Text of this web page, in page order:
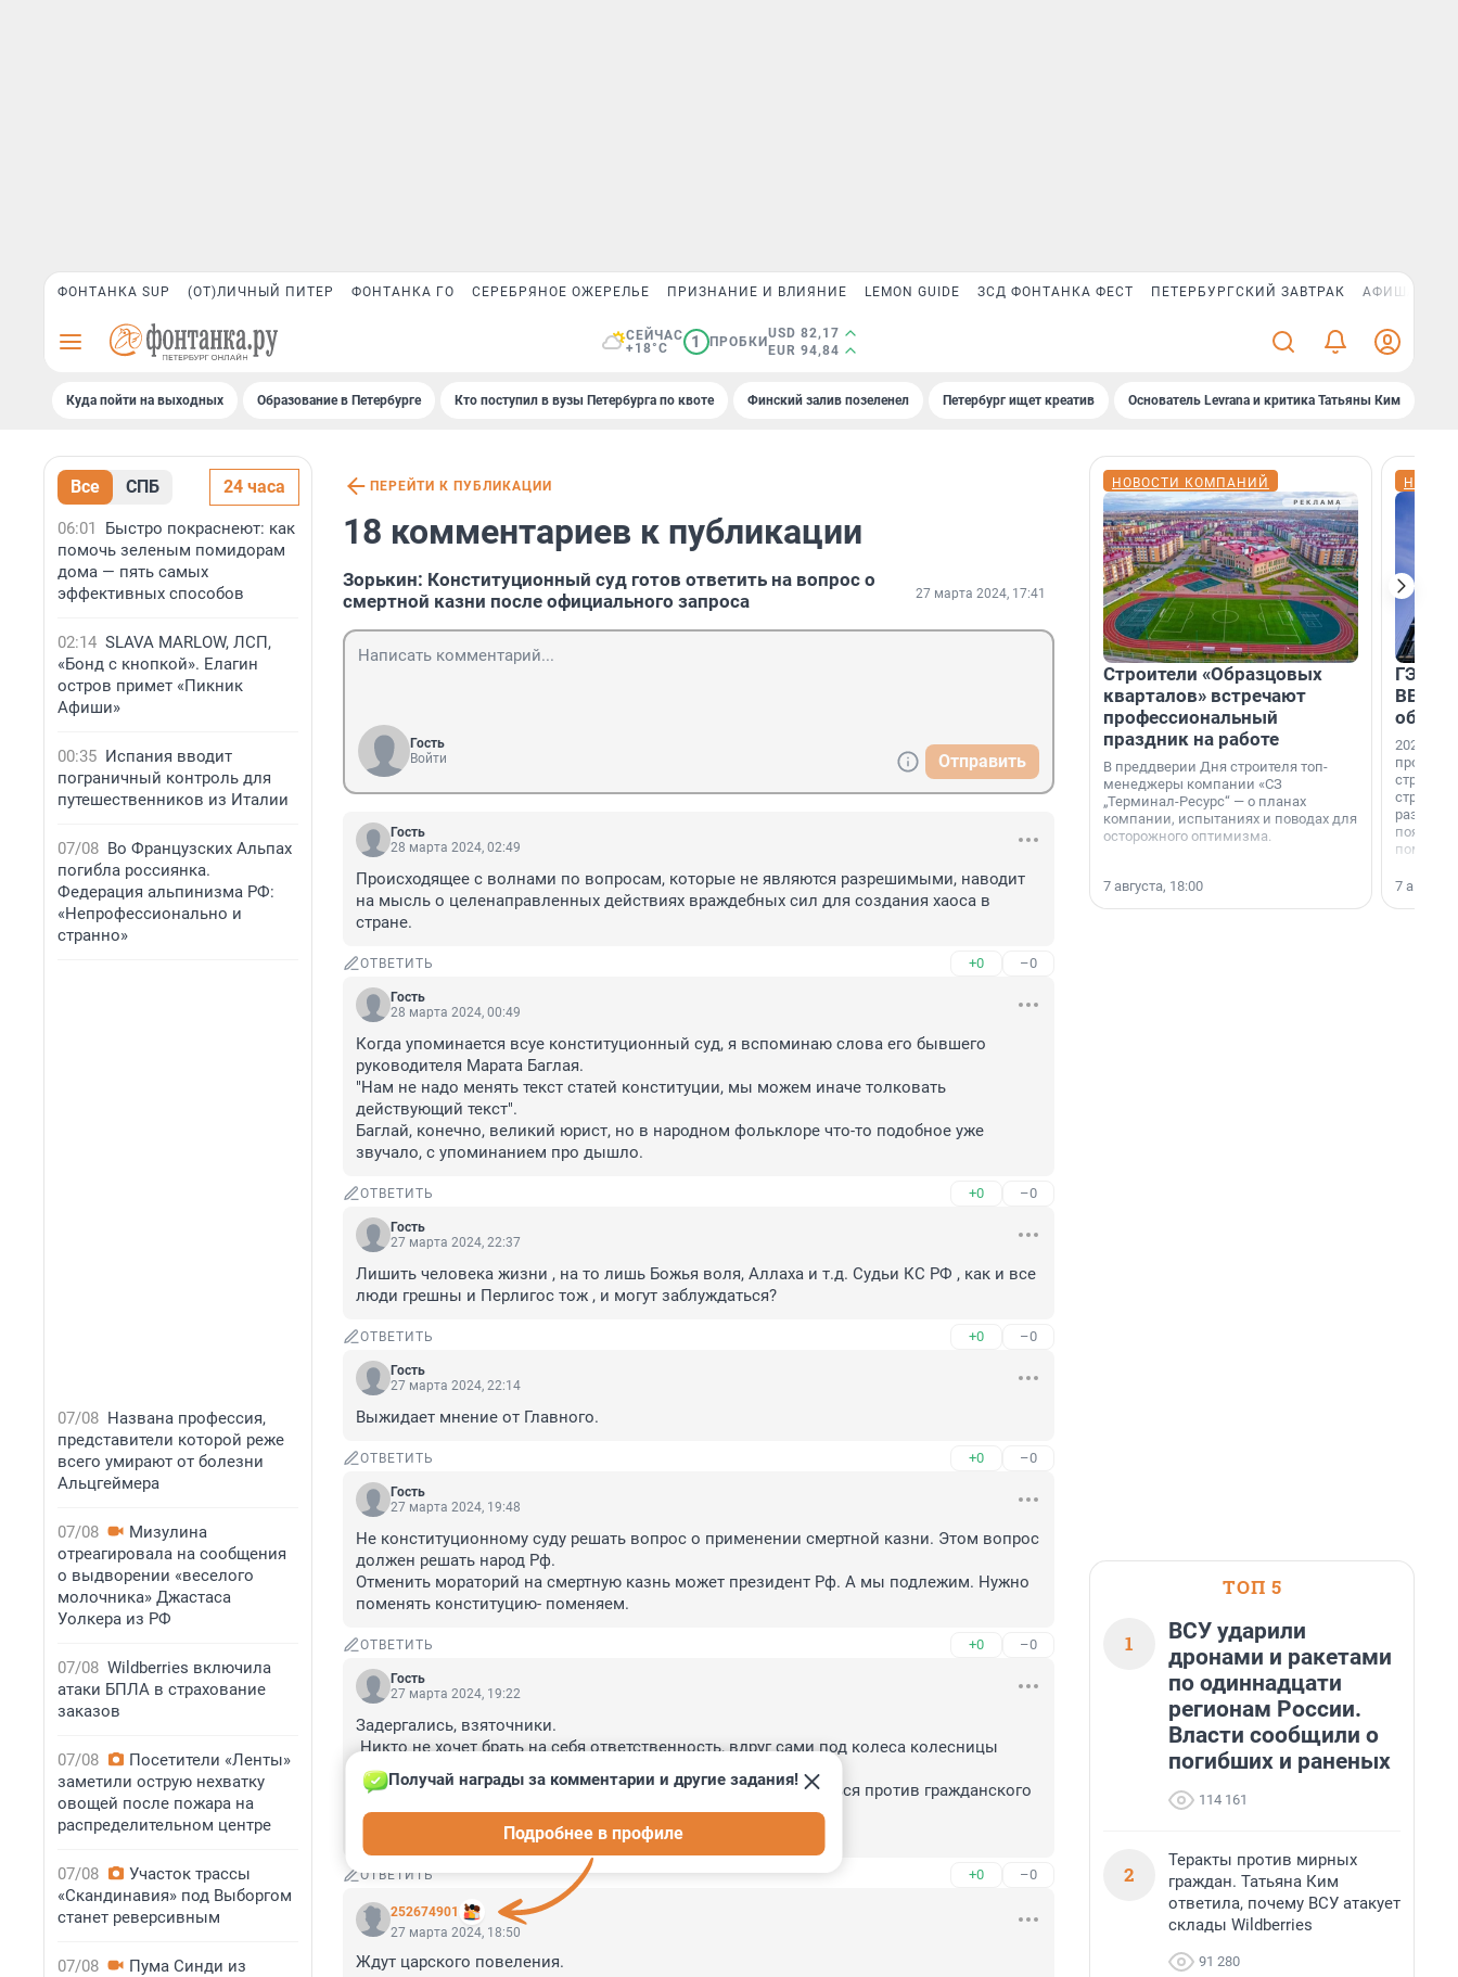
ФОНТАНКА SUP (ОТ)ЛИЧНЫЙ ПИТЕР ФОНТАНКА ГО СЕРЕБРЯНОЕ ОЖЕРЕЛЬЕ ПРИЗНАНИЕ И ВЛИЯНИЕ LEMON GUIDE ЗСД ФОНТАНКА ФЕСТ ПЕТЕРБУРГСКИЙ ЗАВТРАК АФИША PLUS
СЕЙЧАС
+18°C
1 ПРОБКИ
USD 82,17
EUR 94,84
Куда пойти на выходных Образование в Петербурге Кто поступил в вузы Петербурга по квоте Финский залив позеленел Петербург ищет креатив Основатель Levrana и критика Татьяны Ким
Все СПБ 24 часа
06:01
Быстро покраснеют: как
помочь зеленым помидорам
дома — пять самых
эффективных способов
02:14 SLAVA MARLOW, ЛСП,
«Бонд с кнопкой». Елагин
остров примет «Пикник
Афиши»
00:35 Испания вводит
пограничный контроль для
путешественников из Италии
07/08 Во Французских Альпах
погибла россиянка.
Федерация альпинизма РФ:
«Непрофессионально и
странно»
07/08 Названа профессия,
представители которой реже
всего умирают от болезни
Альцгеймера
07/08
Мизулина
отреагировала на сообщения
о выдворении «веселого
молочника» Джастаса
Уолкера из РФ
07/08 Wildberries включила
атаки БПЛА в страхование
заказов
07/08
Посетители «Ленты»
заметили острую нехватку
овощей после пожара на
распределительном центре
07/08
Участок трассы
«Скандинавия» под Выборгом
станет реверсивным
07/08
Пума Синди из
ПЕРЕЙТИ К ПУБЛИКАЦИИ
18 комментариев к публикации
Зорькин: Конституционный суд готов ответить на вопрос о
смертной казни после официального запроса
27 марта 2024, 17:41
Гость
Войти
Отправить
Гость
28 марта 2024, 02:49
Происходящее с волнами по вопросам, которые не являются разрешимыми, наводит
на мысль о целенаправленных действиях враждебных сил для создания хаоса в
стране.
ОТВЕТИТЬ +0 –0
Гость
28 марта 2024, 00:49
Когда упоминается всуе конституционный суд, я вспоминаю слова его бывшего
руководителя Марата Баглая.
"Нам не надо менять текст статей конституции, мы можем иначе толковать
действующий текст".
Баглай, конечно, великий юрист, но в народном фольклоре что-то подобное уже
звучало, с упоминанием про дышло.
ОТВЕТИТЬ +0 –0
Гость
27 марта 2024, 22:37
Лишить человека жизни , на то лишь Божья воля, Аллаха и т.д. Судьи КС РФ , как и все
люди грешны и Перлигос тож , и могут заблуждаться?
ОТВЕТИТЬ +0 –0
Гость
27 марта 2024, 22:14
Выжидает мнение от Главного.
ОТВЕТИТЬ +0 –0
Гость
27 марта 2024, 19:48
Не конституционному суду решать вопрос о применении смертной казни. Этом вопрос
должен решать народ Рф.
Отменить мораторий на смертную казнь может президент Рф. А мы подлежим. Нужно
поменять конституцию- поменяем.
ОТВЕТИТЬ +0 –0
Гость
27 марта 2024, 19:22
Задергались, взяточники.
Фемиды попадут.
общества штыками.
ОТВЕТИТЬ +0 –0
252674901
Получай награды за комментарии и другие задания!
Подробнее в профиле
27 марта 2024, 18:50
Ждут царского повеления.
НОВОСТИ КОМПАНИЙ
Строители «Образцовых
кварталов» встречают
профессиональный
праздник на работе
В преддверии Дня строителя топ-
менеджеры компании «СЗ
„Терминал-Ресурс“ — о планах
компании, испытаниях и поводах для
осторожного оптимизма.
7 августа, 18:00
ГЭС,
ВВП: в
об
2026-й —
раз. В
7
ТОП 5
1
ВСУ ударили
дронами и ракетами
по одиннадцати
регионам России.
Власти сообщили о
погибших и раненых
114 161
2
Теракты против мирных
граждан. Татьяна Ким
ответила, почему ВСУ атакует
склады Wildberries
91 280